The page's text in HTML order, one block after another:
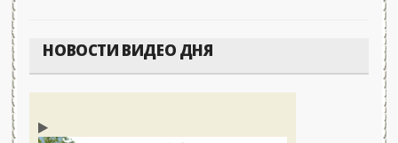
НОВОСТИ ВИДЕО ДНЯ